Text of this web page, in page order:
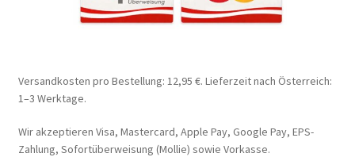
Versandkosten pro Bestellung: 12,95 €. Lieferzeit nach Österreich:
1–3 Werktage.
Wir akzeptieren Visa, Mastercard, Apple Pay, Google Pay, EPS-
Zahlung, Sofortüberweisung (Mollie) sowie Vorkasse.